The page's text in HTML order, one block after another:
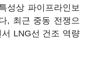
성상 파이프라인보
, 최근 중동 전쟁으
LNG선 건조 역량